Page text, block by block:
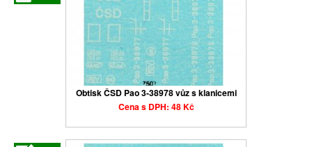
Obtisk ČSD Pao 3-38978 vůz s klanicemi
Cena s DPH: 48 Kč